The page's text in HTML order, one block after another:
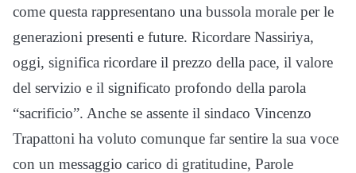
come questa rappresentano una bussola morale per le
generazioni presenti e future. Ricordare Nassiriya,
oggi, significa ricordare il prezzo della pace, il valore
del servizio e il significato profondo della parola
“sacrificio”. Anche se assente il sindaco Vincenzo
Trapattoni ha voluto comunque far sentire la sua voce
con un messaggio carico di gratitudine, Parole